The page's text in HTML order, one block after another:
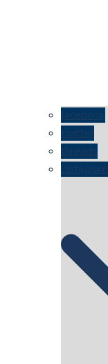
facebook
twitter
threads
instagram